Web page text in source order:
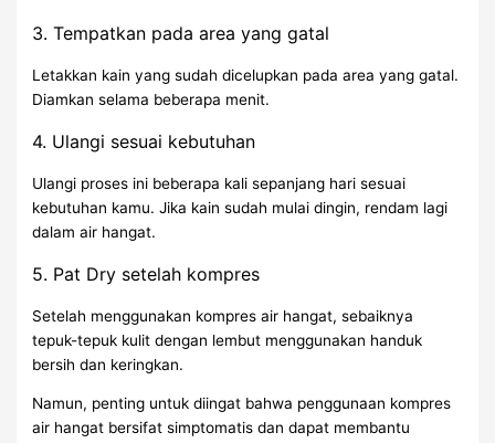
3. Tempatkan pada area yang gatal
Letakkan kain yang sudah dicelupkan pada area yang gatal.
Diamkan selama beberapa menit.
4. Ulangi sesuai kebutuhan
Ulangi proses ini beberapa kali sepanjang hari sesuai
kebutuhan kamu. Jika kain sudah mulai dingin, rendam lagi
dalam air hangat.
5. Pat Dry setelah kompres
Setelah menggunakan kompres air hangat, sebaiknya
tepuk-tepuk kulit dengan lembut menggunakan handuk
bersih dan keringkan.
Namun, penting untuk diingat bahwa penggunaan kompres
air hangat bersifat simptomatis dan dapat membantu